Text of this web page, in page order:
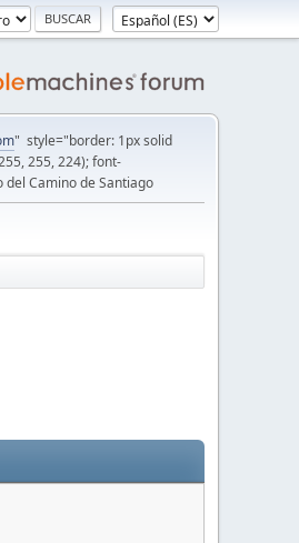
" style="border: 1px solid
255, 224); font-
Camino de Santiago